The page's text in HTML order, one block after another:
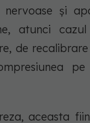
nervoase și
atunci
de
aceasta